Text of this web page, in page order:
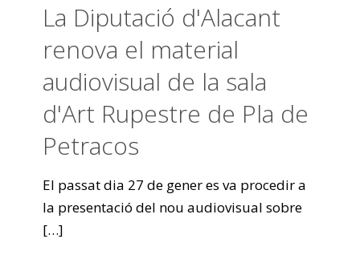
La Diputació d'Alacant
renova el material
audiovisual de la sala
d'Art Rupestre de Pla de
Petracos
El passat dia 27 de gener es va procedir a
la presentació del nou audiovisual sobre
[…]